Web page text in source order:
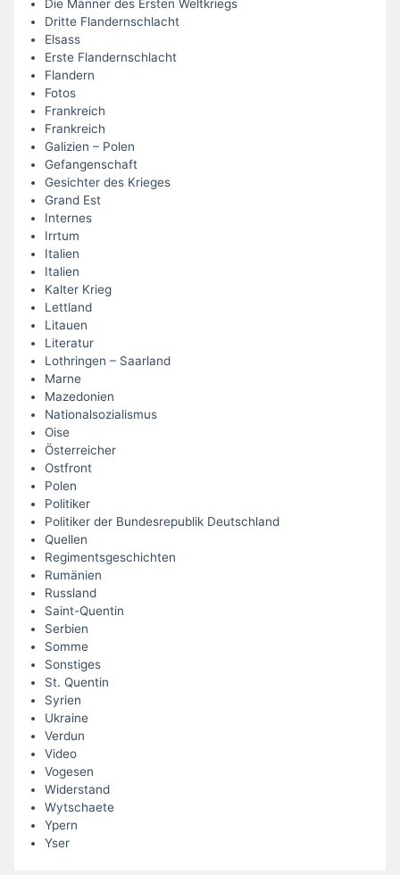
Die Männer des Ersten Weltkriegs
Dritte Flandernschlacht
Elsass
Erste Flandernschlacht
Flandern
Fotos
Frankreich
Frankreich
Galizien – Polen
Gefangenschaft
Gesichter des Krieges
Grand Est
Internes
Irrtum
Italien
Italien
Kalter Krieg
Lettland
Litauen
Literatur
Lothringen – Saarland
Marne
Mazedonien
Nationalsozialismus
Oise
Österreicher
Ostfront
Polen
Politiker
Politiker der Bundesrepublik Deutschland
Quellen
Regimentsgeschichten
Rumänien
Russland
Saint-Quentin
Serbien
Somme
Sonstiges
St. Quentin
Syrien
Ukraine
Verdun
Video
Vogesen
Widerstand
Wytschaete
Ypern
Yser